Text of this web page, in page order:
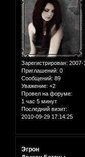
Зарегистрирован: 2007-
Приглашений: 0
Сообщений: 89
Уважение: +2
Провел на форуме:
1 час 5 минут
Последний визит:
2010-09-29 17:14:25
Эгрон